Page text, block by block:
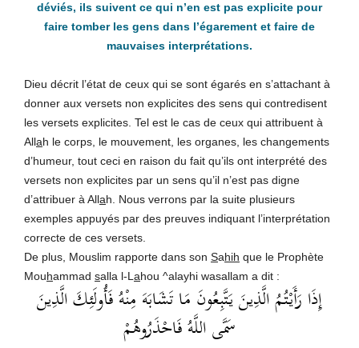
déviés, ils suivent ce qui n’en est pas explicite pour
faire tomber les gens dans l’égarement et faire de
mauvaises interprétations.
Dieu décrit l’état de ceux qui se sont égarés en s’attachant à
donner aux versets non explicites des sens qui contredisent
les versets explicites. Tel est le cas de ceux qui attribuent à
Allah le corps, le mouvement, les organes, les changements
d’humeur, tout ceci en raison du fait qu’ils ont interprété des
versets non explicites par un sens qu’il n’est pas digne
d’attribuer à Allah. Nous verrons par la suite plusieurs
exemples appuyés par des preuves indiquant l’interprétation
correcte de ces versets.
De plus, Mouslim rapporte dans son Sahih que le Prophète
Mouhammad salla l-Lahou ^alayhi wasallam a dit :
إِذَا رَأَيْتُمُ الَّذِينَ يَتَّبِعُونَ مَا تَشَابَهَ مِنْهُ فَأُولَئِكَ الَّذِينَ
سَمَّى اللَّهُ فَاحْذَرُوهُمْ